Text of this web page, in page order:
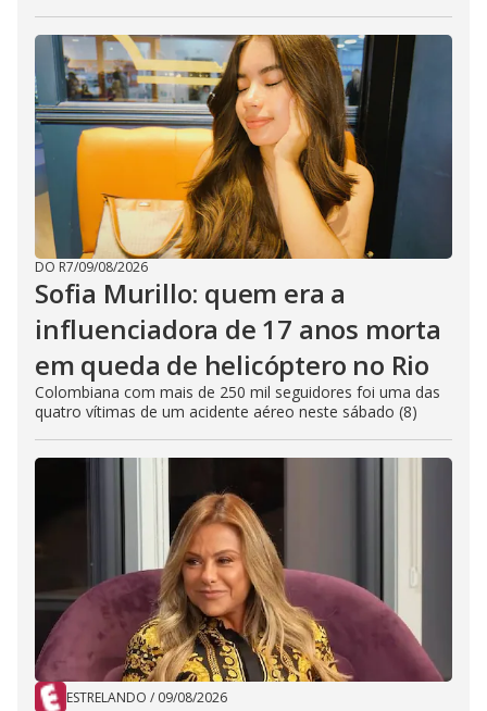
DO R7/09/08/2026
Sofia Murillo: quem era a
influenciadora de 17 anos morta
em queda de helicóptero no Rio
Colombiana com mais de 250 mil seguidores foi uma das
quatro vítimas de um acidente aéreo neste sábado (8)
ESTRELANDO / 09/08/2026